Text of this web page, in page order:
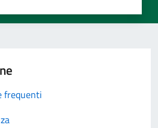
frequenti